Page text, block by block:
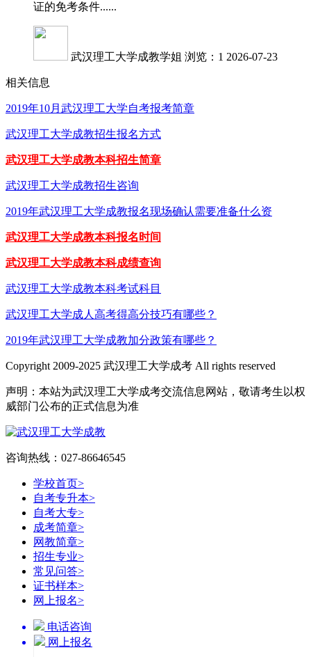
证的免考条件......
武汉理工大学成教学姐 浏览：1 2026-07-23
相关信息
2019年10月武汉理工大学自考报考简章
武汉理工大学成教招生报名方式
武汉理工大学成教本科招生简章
武汉理工大学成教招生咨询
2019年武汉理工大学成教报名现场确认需要准备什么资
武汉理工大学成教本科报名时间
武汉理工大学成教本科成绩查询
武汉理工大学成教本科考试科目
武汉理工大学成人高考得高分技巧有哪些？
2019年武汉理工大学成教加分政策有哪些？
Copyright 2009-2025 武汉理工大学成考 All rights reserved
声明：本站为武汉理工大学成考交流信息网站，敬请考生以权
威部门公布的正式信息为准
咨询热线：027-86646545
学校首页>
自考专升本>
自考大专>
成考简章>
网教简章>
招生专业>
常见问答>
证书样本>
网上报名>
电话咨询
网上报名